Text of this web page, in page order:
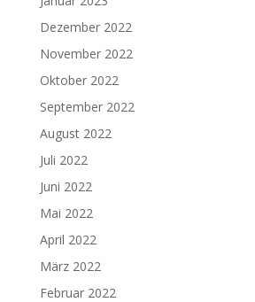
Dezember 2022
November 2022
Oktober 2022
September 2022
August 2022
Juli 2022
Juni 2022
Mai 2022
April 2022
März 2022
Februar 2022